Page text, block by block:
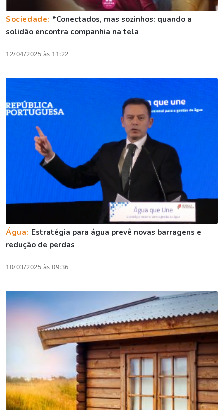
Sociedade: *Conectados, mas sozinhos: quando a
solidão encontra companhia na tela
12/04/2025 às 11:22
Água: Estratégia para água prevê novas barragens e
redução de perdas
10/03/2025 às 09:36